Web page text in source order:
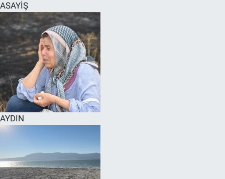
ASAYİŞ
AYDIN